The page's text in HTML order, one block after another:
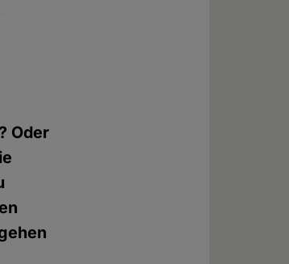
Oder